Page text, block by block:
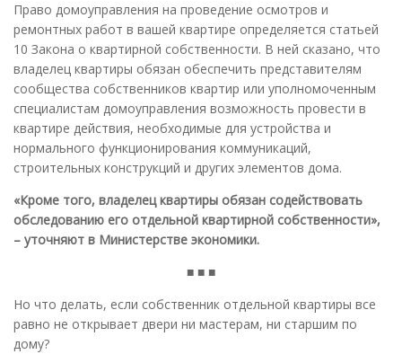
Право домоуправления на проведение осмотров и
ремонтных работ в вашей квартире определяется статьей
10 Закона о квартирной собственности. В ней сказано, что
владелец квартиры обязан обеспечить представителям
сообщества собственников квартир или уполномоченным
специалистам домоуправления возможность провести в
квартире действия, необходимые для устройства и
нормального функционирования коммуникаций,
строительных конструкций и других элементов дома.
«Кроме того, владелец квартиры обязан содействовать
обследованию его отдельной квартирной собственности»,
– уточняют в Министерстве экономики.
■ ■ ■
Но что делать, если собственник отдельной квартиры все
равно не открывает двери ни мастерам, ни старшим по
дому?